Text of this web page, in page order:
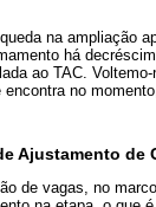
na ampliação
há
ao TAC.
no
Ajustamento de
de vagas, no